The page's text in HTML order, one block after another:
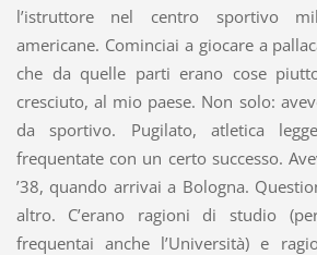
l’istruttore nel centro sportivo
americane. Cominciai a giocare a
che da quelle parti erano cose
cresciuto, al mio paese. Non solo:
da sportivo. Pugilato, atletica
frequentate con un certo successo.
’38, quando arrivai a Bologna.
altro. C’erano ragioni di studio
frequentai anche l’Università) e